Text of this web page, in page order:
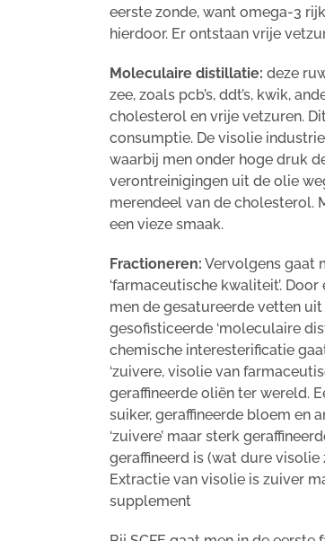
eerste zonde, want omega-3
hierdoor. Er ontstaan vrije
Moleculaire distillatie: deze
zee, zoals pcb’s, ddt’s, kwik,
cholesterol en vrije vetzuren.
consumptie. De visolie
waarbij men onder hoge druk
verontreinigingen uit de olie
merendeel van de cholesterol.
een vieze smaak.
Fractioneren: Vervolgens gaat
‘farmaceutische kwaliteit’.
men de gesatureerde vetten
gesofisticeerde ‘moleculaire
chemische interesterificatie
‘zuivere, visolie van
geraffineerde oliën ter wereld.
suiker, geraffineerde bloem en
‘zuivere’ maar sterk
geraffineerd is (wat dure
Extractie van visolie is zuiver
supplement